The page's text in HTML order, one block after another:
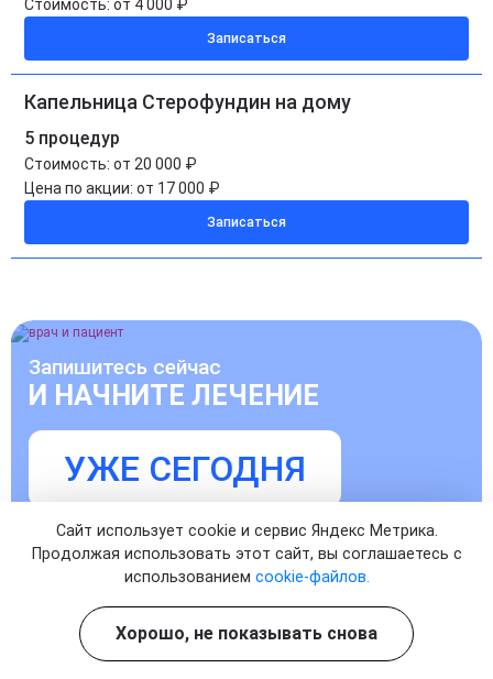
Стоимость: от 4 000 ₽
Записаться
Капельница Стерофундин на дому
5 процедур
Стоимость: от 20 000 ₽
Цена по акции: от 17 000 ₽
Записаться
Запишитесь сейчас
И НАЧНИТЕ ЛЕЧЕНИЕ
УЖЕ СЕГОДНЯ
Записаться на прием к врачу
Сайт использует cookie и сервис Яндекс Метрика.
Продолжая использовать этот сайт, вы соглашаетесь с
использованием cookie-файлов.
Хорошо, не показывать снова